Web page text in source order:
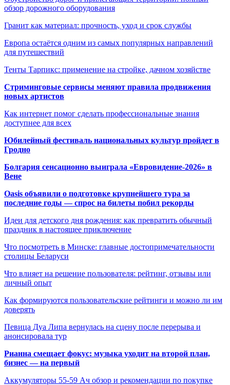
обзор дорожного оборудования
Гранит как материал: прочность, уход и срок службы
Европа остаётся одним из самых популярных направлений
для путешествий
Тенты Тарпикс: применение на стройке, дачном хозяйстве
Стриминговые сервисы меняют правила продвижения
новых артистов
Как интернет помог сделать профессиональные знания
доступнее для всех
Юбилейный фестиваль национальных культур пройдет в
Гродно
Болгария сенсационно выиграла «Евровидение-2026» в
Вене
Oasis объявили о подготовке крупнейшего тура за
последние годы — спрос на билеты побил рекорды
Идеи для детского дня рождения: как превратить обычный
праздник в настоящее приключение
Что посмотреть в Минске: главные достопримечательности
столицы Беларуси
Что влияет на решение пользователя: рейтинг, отзывы или
личный опыт
Как формируются пользовательские рейтинги и можно ли им
доверять
Певица Дуа Липа вернулась на сцену после перерыва и
анонсировала тур
Рианна смещает фокус: музыка уходит на второй план,
бизнес — на первый
Аккумуляторы 55-59 Ач обзор и рекомендации по покупке